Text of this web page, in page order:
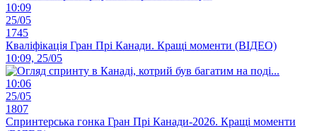
10:09
25/05
1745
Кваліфікація Гран Прі Канади. Кращі моменти (ВІДЕО)
10:09, 25/05
10:06
25/05
1807
Спринтерська гонка Гран Прі Канади-2026. Кращі моменти